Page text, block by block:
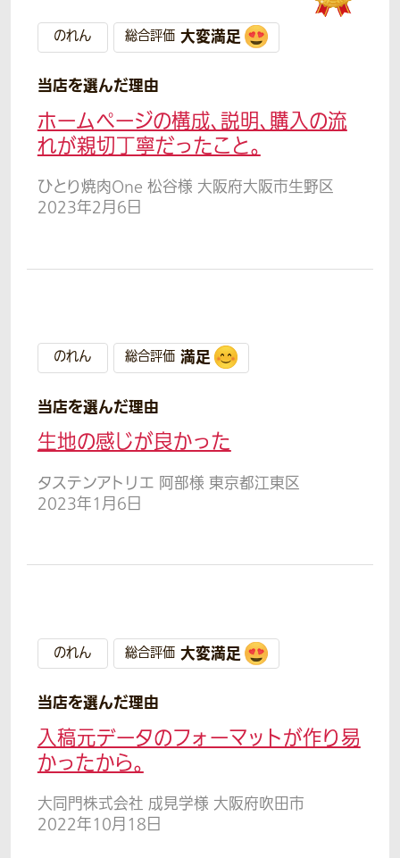
のれん 総合評価 大変満足
当店を選んだ理由
ホームページの構成、説明、購入の流
れが親切丁寧だったこと。
ひとり焼肉One 松谷様 大阪府大阪市生野区
2023年2月6日
のれん 総合評価 満足
当店を選んだ理由
生地の感じが良かった
タステンアトリエ 阿部様 東京都江東区
2023年1月6日
のれん 総合評価 大変満足
当店を選んだ理由
入稿元データのフォーマットが作り易
かったから。
大同門株式会社 成見学様 大阪府吹田市
2022年10月18日